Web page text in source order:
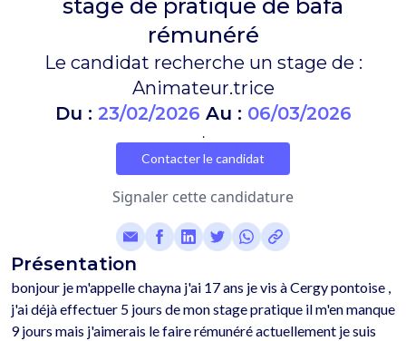
stage de pratique de bafa
rémunéré
Le candidat recherche un stage de :
Animateur.trice
Du : 23/02/2026 Au : 06/03/2026
.
Contacter le candidat
Signaler cette candidature
Présentation
bonjour je m'appelle chayna j'ai 17 ans je vis à Cergy pontoise ,
j'ai déjà effectuer 5 jours de mon stage pratique il m'en manque
9 jours mais j'aimerais le faire rémunéré actuellement je suis